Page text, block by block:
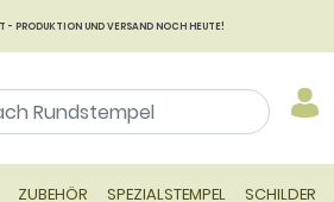
- PRODUKTION UND VERSAND NOCH HEUTE!
ZUBEHÖR SPEZIALSTEMPEL SCHILDER